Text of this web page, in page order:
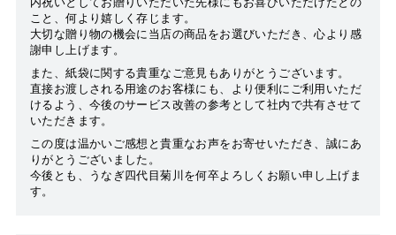
こと、何より嬉しく存じます。
大切な贈り物の機会に当店の商品をお選びいただき、心より感
謝申し上げます。
また、紙袋に関する貴重なご意見もありがとうございます。
直接お渡しされる用途のお客様にも、より便利にご利用いただ
けるよう、今後のサービス改善の参考として社内で共有させて
いただきます。
この度は温かいご感想と貴重なお声をお寄せいただき、誠にあ
りがとうございました。
今後とも、うなぎ四代目菊川を何卒よろしくお願い申し上げま
す。